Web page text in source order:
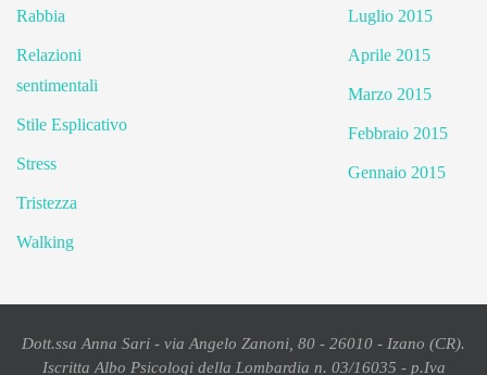
Rabbia
Relazioni
sentimentali
Stile Esplicativo
Stress
Tristezza
Walking
Luglio 2015
Aprile 2015
Marzo 2015
Febbraio 2015
Gennaio 2015
Dott.ssa Anna Sari - via Angelo Zanoni, 80 - 26010 - Izano (CR).
Iscritta Albo Psicologi della Lombardia n. 03/16035 - p.Iva